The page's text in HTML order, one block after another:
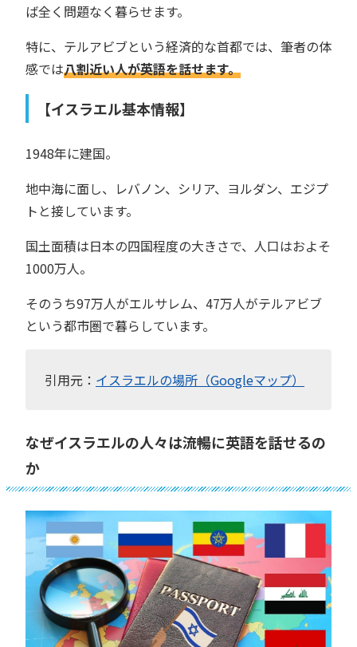
ば全く問題なく暮らせます。
特に、テルアビブという経済的な首都では、筆者の体
感では八割近い人が英語を話せます。
【イスラエル基本情報】
1948年に建国。
地中海に面し、レバノン、シリア、ヨルダン、エジプ
トと接しています。
国土面積は日本の四国程度の大きさで、人口はおよそ
1000万人。
そのうち97万人がエルサレム、47万人がテルアビブ
という都市圏で暮らしています。
引用元： イスラエルの場所（Googleマップ）
なぜイスラエルの人々は流暢に英語を話せるの
か